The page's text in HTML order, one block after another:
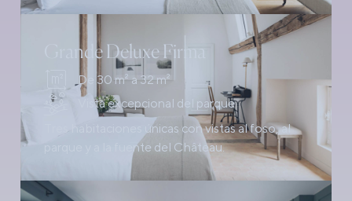
Grande Deluxe Firma
De 30 m² a 32 m²
Vista excepcional del parque
Tres habitaciones únicas con vistas al foso, al
parque y a la fuente del Château.